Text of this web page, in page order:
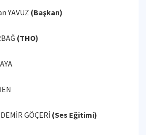
YAVUZ (Başkan)
(THO)
GÖÇERİ (Ses Eğitimi)